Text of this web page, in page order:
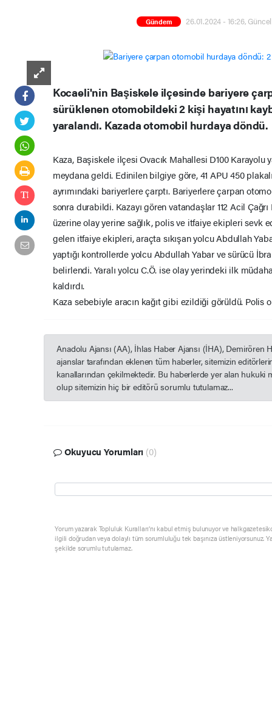
Gündem 26.01.2024 - 16:26,
Kocaeli'nin Başiskele ilçesinde bariyere
sürüklenen otomobildeki 2 kişi hayatını
yaralandı. Kazada otomobil hurdaya döndü.
Kaza, Başiskele ilçesi Ovacık Mahallesi D100 Karayolu
meydana geldi. Edinilen bilgiye göre, 41 APU 450
ayrımındaki bariyerlere çarptı. Bariyerlere çarpan
sonra durabildi. Kazayı gören vatandaşlar 112 Acil
üzerine olay yerine sağlık, polis ve itfaiye ekipleri sevk
gelen itfaiye ekipleri, araçta sıkışan yolcu Abdullah
yaptığı kontrollerde yolcu Abdullah Yabar ve sürücü
belirlendi. Yaralı yolcu C.Ö. ise olay yerindeki ilk
kaldırdı.
Kaza sebebiyle aracın kağıt gibi ezildiği görüldü. Polis
Anadolu Ajansı (AA), İhlas Haber Ajansı (İHA), Demirören
ajanslar tarafından eklenen tüm haberler, sitemizin
kanallarından çekilmektedir. Bu haberlerde yer alan hukuki
olup sitemizin hiç bir editörü sorumlu tutulamaz...
Okuyucu Yorumları (0)
Yorum yazarak Topluluk Kuralları’nı kabul etmiş bulunuyor ve
ilgili doğrudan veya dolaylı tüm sorumluluğu tek başınıza üstleniyorsunuz.
şekilde sorumlu tutulamaz.